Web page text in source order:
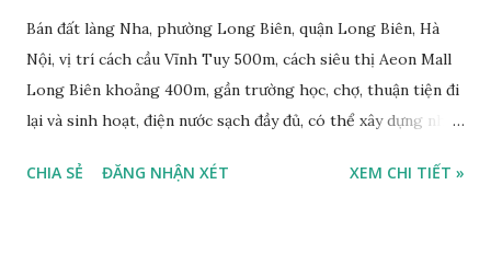
Bán đất làng Nha, phường Long Biên, quận Long Biên, Hà
Nội, vị trí cách cầu Vĩnh Tuy 500m, cách siêu thị Aeon Mall
Long Biên khoảng 400m, gần trường học, chợ, thuận tiện đi
lại và sinh hoạt, điện nước sạch đầy đủ, có thể xây dựng nhà
đi lại và sinh hoạt, đất thổ cư, hướng Đông Nam, diện tích
CHIA SẺ ĐĂNG NHẬN XÉT XEM CHI TIẾT »